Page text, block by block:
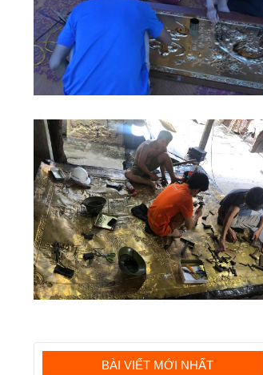
BÀI VIẾT MỚI NHẤT